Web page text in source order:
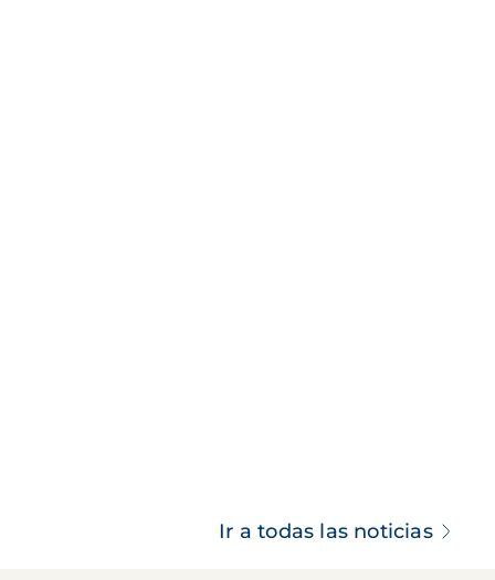
Ir a todas las noticias